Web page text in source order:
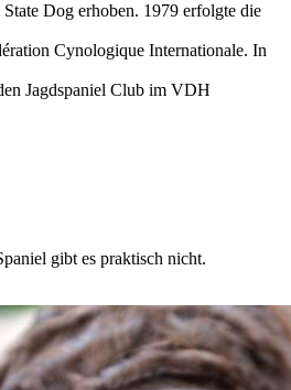
Dog erhoben. 1979 erfolgte die
Cynologique Internationale. In
Jagdspaniel Club im VDH
gibt es praktisch nicht.